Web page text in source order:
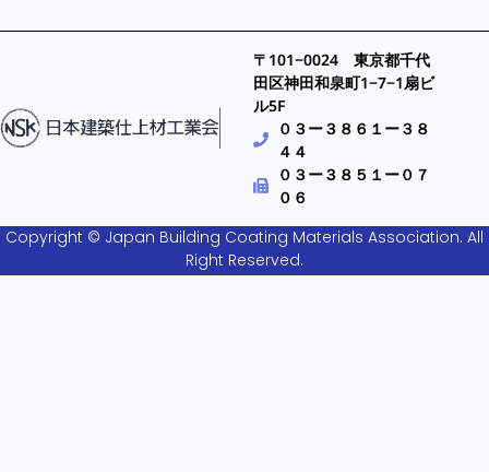
〒101−0024 東京都千代
田区神田和泉町1−7−1扇ビ
ル5F
０３ー３８６１ー３８
４４
０３ー３８５１ー０７
０６
Copyright © Japan Building Coating Materials Association. All
Right Reserved.